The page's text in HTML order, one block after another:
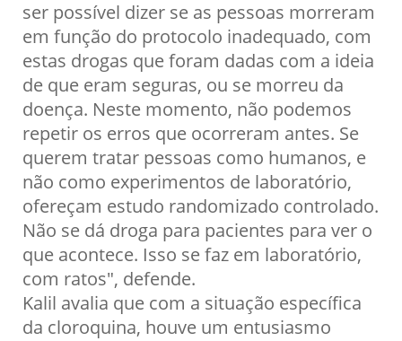
ser possível dizer se as pessoas morreram
em função do protocolo inadequado, com
estas drogas que foram dadas com a ideia
de que eram seguras, ou se morreu da
doença. Neste momento, não podemos
repetir os erros que ocorreram antes. Se
querem tratar pessoas como humanos, e
não como experimentos de laboratório,
ofereçam estudo randomizado controlado.
Não se dá droga para pacientes para ver o
que acontece. Isso se faz em laboratório,
com ratos", defende.
Kalil avalia que com a situação específica
da cloroquina, houve um entusiasmo